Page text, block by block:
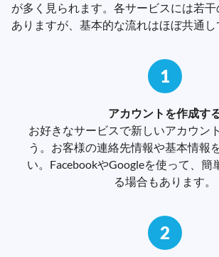
が多く見られます。各サービスには若
ありますが、基本的な流れはほぼ共通し
1
アカウントを作成す
お好きなサービスで新しいアカウン
う。お客様の連絡先情報や基本情報
い。FacebookやGoogleを使って、簡
る場合もあります。
2